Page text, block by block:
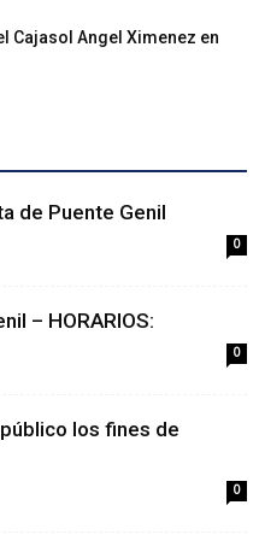
Cajasol Angel Ximenez en
de Puente Genil
0
– HORARIOS:
0
los fines de
0